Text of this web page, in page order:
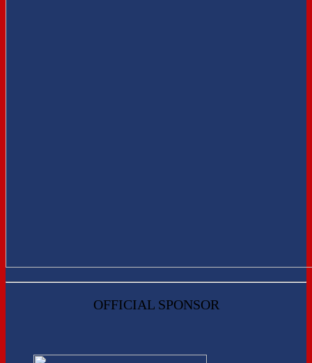
OFFICIAL SPONSOR